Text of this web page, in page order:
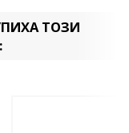
ТОЗИ